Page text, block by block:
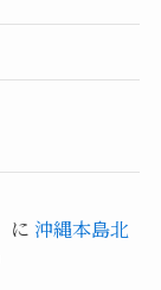
に 沖縄本島北